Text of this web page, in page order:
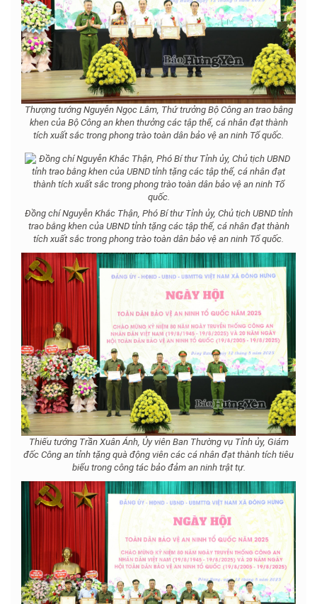
Thượng tướng Nguyễn Ngọc Lâm, Thứ trưởng Bộ Công an trao bằng
khen của Bộ Công an khen thưởng các tập thể, cá nhân đạt thành
tích xuất sắc trong phong trào toàn dân bảo vệ an ninh Tổ quốc.
Đồng chí Nguyễn Khắc Thận, Phó Bí thư Tỉnh ủy, Chủ tịch UBND tỉnh
trao bằng khen của UBND tỉnh tặng các tập thể, cá nhân đạt thành
tích xuất sắc trong phong trào toàn dân bảo vệ an ninh Tổ quốc.
Thiếu tướng Trần Xuân Ánh, Ủy viên Ban Thường vụ Tỉnh ủy, Giám
đốc Công an tỉnh tặng quà động viên các cá nhân đạt thành tích tiêu
biểu trong công tác bảo đảm an ninh trật tự.